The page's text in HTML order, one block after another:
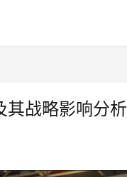
其战略影响分析